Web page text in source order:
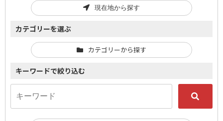
現在地から探す
カテゴリーを選ぶ
カテゴリーから探す
キーワードで絞り込む